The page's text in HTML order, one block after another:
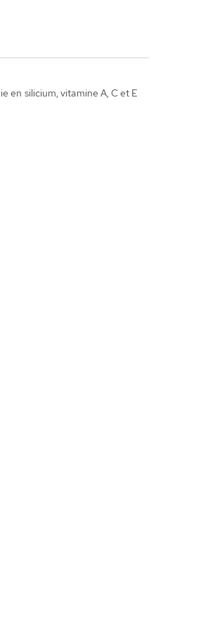
en silicium, vitamine A, C et E